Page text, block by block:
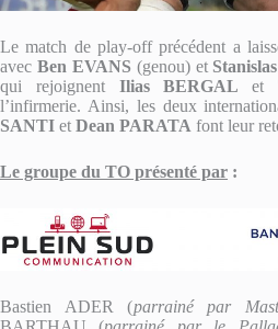
Le match de play-off précédent a
avec Ben EVANS (genou) et
qui rejoignent Ilias BERGAL et
l’infirmerie. Ainsi, les deux
SANTI et Dean PARATA font leur
Le groupe du TO présenté par :
Bastien ADER (parrainé par